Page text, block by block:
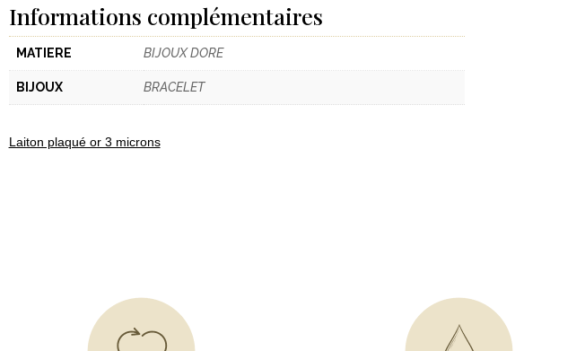
Informations complémentaires
MATIERE BIJOUX DORE
BIJOUX BRACELET
Laiton plaqué or 3 microns